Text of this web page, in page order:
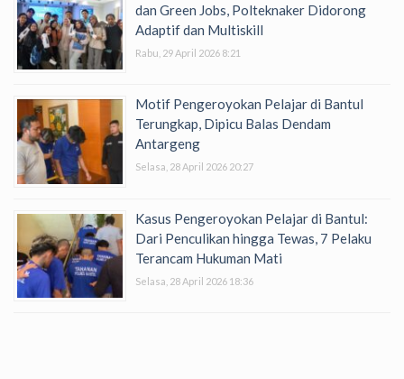
dan Green Jobs, Polteknaker Didorong
Adaptif dan Multiskill
Rabu, 29 April 2026 8:21
Motif Pengeroyokan Pelajar di Bantul
Terungkap, Dipicu Balas Dendam
Antargeng
Selasa, 28 April 2026 20:27
Kasus Pengeroyokan Pelajar di Bantul:
Dari Penculikan hingga Tewas, 7 Pelaku
Terancam Hukuman Mati
Selasa, 28 April 2026 18:36